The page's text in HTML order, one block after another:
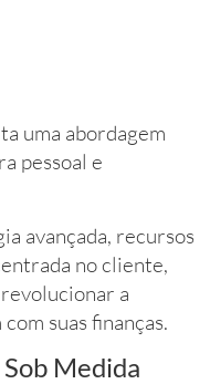
uma abordagem
pessoal e
avançada, recursos
no cliente,
a
suas finanças.
Medida